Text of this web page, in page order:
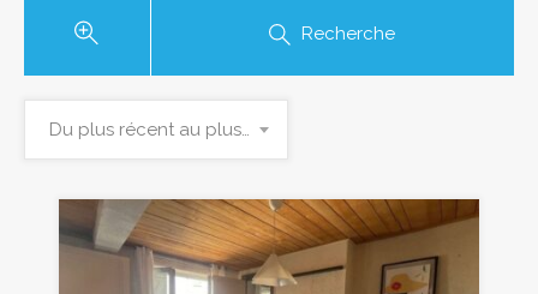
Recherche
Du plus récent au plus ancien